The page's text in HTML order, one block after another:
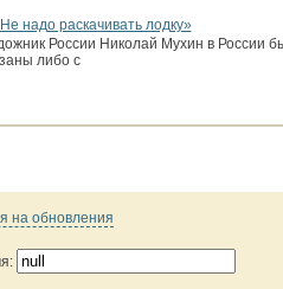
надо раскачивать лодку»
России Николай Мухин в России
либо с
на обновления